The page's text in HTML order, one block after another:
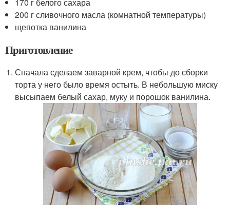
200 г сливочного масла (комнатной температуры)
щепотка ванилина
Приготовление
Сначала сделаем заварной крем, чтобы до сборки
торта у него было время остыть. В небольшую миску
высыпаем белый сахар, муку и порошок ванилина.